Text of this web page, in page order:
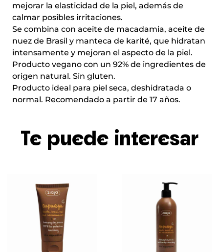
mejorar la elasticidad de la piel, además de
calmar posibles irritaciones.
Se combina con aceite de macadamia, aceite de
nuez de Brasil y manteca de karité, que hidratan
intensamente y mejoran el aspecto de la piel.
Producto vegano con un 92% de ingredientes de
origen natural. Sin gluten.
Producto ideal para piel seca, deshidratada o
normal. Recomendado a partir de 17 años.
Te puede interesar